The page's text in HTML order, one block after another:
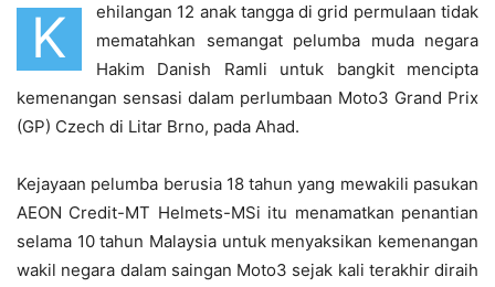
K
ehilangan 12 anak tangga di grid permulaan tidak
mematahkan semangat pelumba muda negara
Hakim Danish Ramli untuk bangkit mencipta
kemenangan sensasi dalam perlumbaan Moto3 Grand Prix
(GP) Czech di Litar Brno, pada Ahad.
Kejayaan pelumba berusia 18 tahun yang mewakili pasukan
AEON Credit-MT Helmets-MSi itu menamatkan penantian
selama 10 tahun Malaysia untuk menyaksikan kemenangan
wakil negara dalam saingan Moto3 sejak kali terakhir diraih